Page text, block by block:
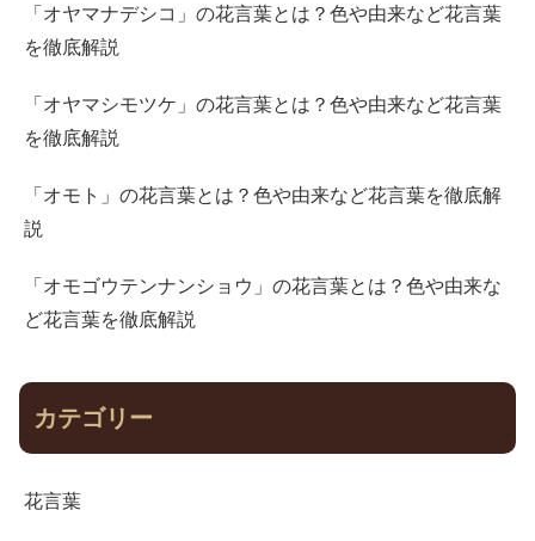
「オヤマナデシコ」の花言葉とは？色や由来など花言葉
を徹底解説
「オヤマシモツケ」の花言葉とは？色や由来など花言葉
を徹底解説
「オモト」の花言葉とは？色や由来など花言葉を徹底解
説
「オモゴウテンナンショウ」の花言葉とは？色や由来な
ど花言葉を徹底解説
カテゴリー
花言葉